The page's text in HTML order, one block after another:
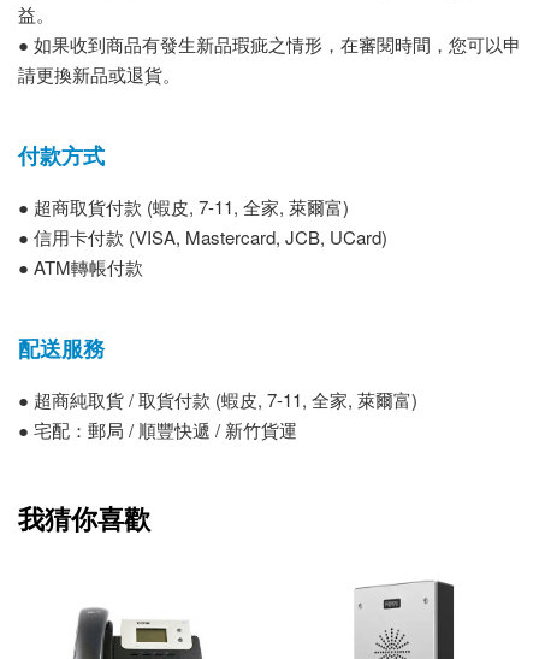
益。
● 如果收到商品有發生新品瑕疵之情形，在審閱時間，您可以申
請更換新品或退貨。
付款方式
● 超商取貨付款 (蝦皮, 7-11, 全家, 萊爾富)
● 信用卡付款 (VISA, Mastercard, JCB, UCard)
● ATM轉帳付款
配送服務
● 超商純取貨 / 取貨付款 (蝦皮, 7-11, 全家, 萊爾富)
● 宅配：郵局 / 順豐快遞 / 新竹貨運
我猜你喜歡